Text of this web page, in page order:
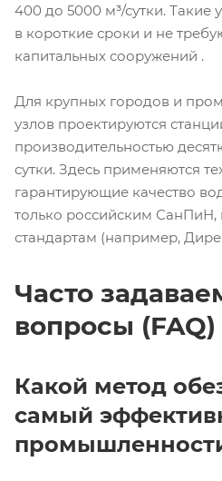
400 до 5000 м³/сутки. Такие
в короткие сроки и не
капитальных сооружений .
Для крупных городов и
узлов проектируются
производительностью
сутки. Здесь применяются
гарантирующие качество
только российским
стандартам (например,
Часто
вопросы (FAQ)
Какой метод
самый